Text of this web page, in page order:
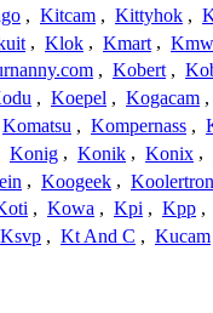
, Kitcam , Kittyhok ,
, Klok , Kmart , Kmw
, Kobert ,
, Koepel , Kogacam ,
Komatsu , Kompernass ,
Konig , Konik , Konix ,
, Koogeek , Koolertron
, Kowa , Kpi , Kpp ,
Ksvp , Kt And C , Kucam